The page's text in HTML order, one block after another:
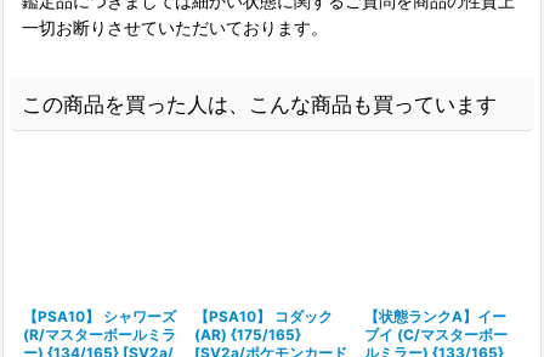
一切お断りさせていただいております。
この商品を買った人は、こんな商品も買っています
【PSA10】 シャワーズ
(R/マスターボールミラ
ー) {134/165} [SV2a/
【PSA10】 コダック
(AR) {175/165}
[SV2a/ポケモンカード
【状態ランクA】イー
ブイ (C/マスターボー
ルミラー) {133/165}